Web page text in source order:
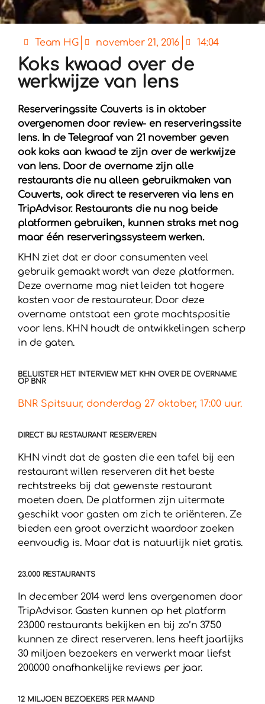
Team HG november 21, 2016 14:04
Koks kwaad over de
werkwijze van Iens
Reserveringssite Couverts is in oktober
overgenomen door review- en reserveringssite
Iens. In de Telegraaf van 21 november geven
ook koks aan kwaad te zijn over de werkwijze
van Iens. Door de overname zijn alle
restaurants die nu alleen gebruikmaken van
Couverts, ook direct te reserveren via Iens en
TripAdvisor. Restaurants die nu nog beide
platformen gebruiken, kunnen straks met nog
maar één reserveringssysteem werken.
KHN ziet dat er door consumenten veel
gebruik gemaakt wordt van deze platformen.
Deze overname mag niet leiden tot hogere
kosten voor de restaurateur. Door deze
overname ontstaat een grote machtspositie
voor Iens. KHN houdt de ontwikkelingen scherp
in de gaten.
BELUISTER HET INTERVIEW MET KHN OVER DE OVERNAME
OP BNR
BNR Spitsuur, donderdag 27 oktober, 17:00 uur.
DIRECT BIJ RESTAURANT RESERVEREN
KHN vindt dat de gasten die een tafel bij een
restaurant willen reserveren dit het beste
rechtstreeks bij dat gewenste restaurant
moeten doen. De platformen zijn uitermate
geschikt voor gasten om zich te oriënteren. Ze
bieden een groot overzicht waardoor zoeken
eenvoudig is. Maar dat is natuurlijk niet gratis.
23.000 RESTAURANTS
In december 2014 werd Iens overgenomen door
TripAdvisor. Gasten kunnen op het platform
23.000 restaurants bekijken en bij zo’n 3750
kunnen ze direct reserveren. Iens heeft jaarlijks
30 miljoen bezoekers en verwerkt maar liefst
200.000 onafhankelijke reviews per jaar.
12 MILJOEN BEZOEKERS PER MAAND